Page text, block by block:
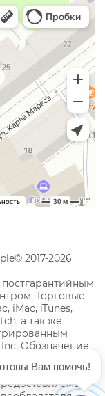
2017-2026
Торговые
iMac, iTunes,
а так же
Обозначение
а с целью
Вам помочь!